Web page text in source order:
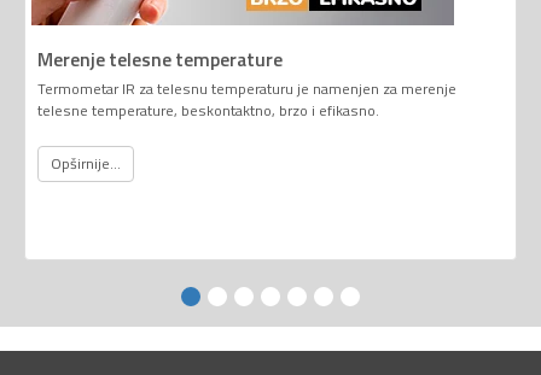
Merenje telesne temperature
Termometar IR za telesnu temperaturu je namenjen za merenje
telesne temperature, beskontaktno, brzo i efikasno.
Opširnije...